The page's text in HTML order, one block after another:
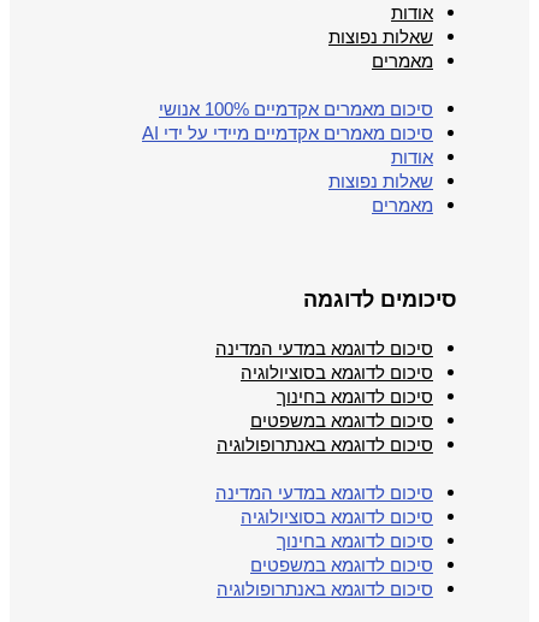
אודות
שאלות נפוצות
מאמרים
סיכום מאמרים אקדמיים 100% אנושי
סיכום מאמרים אקדמיים מיידי על ידי AI
אודות
שאלות נפוצות
מאמרים
סיכומים לדוגמה
סיכום לדוגמא במדעי המדינה
סיכום לדוגמא בסוציולוגיה
סיכום לדוגמא בחינוך
סיכום לדוגמא במשפטים
סיכום לדוגמא באנתרופולוגיה
סיכום לדוגמא במדעי המדינה
סיכום לדוגמא בסוציולוגיה
סיכום לדוגמא בחינוך
סיכום לדוגמא במשפטים
סיכום לדוגמא באנתרופולוגיה